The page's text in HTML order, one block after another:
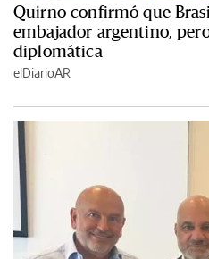
Quirno confirmó que
embajador argentino,
diplomática
elDiarioAR